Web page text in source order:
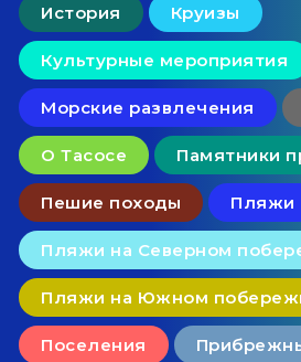
История Круизы
Культурные мероприятия
Морские развлечения
О Тасосе Памятники
Пешие походы Пляжи
Пляжи на Северном
Пляжи на Южном
Поселения